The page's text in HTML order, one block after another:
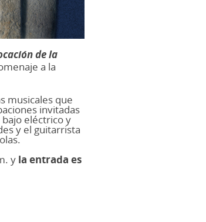
de la
a la
musicales que
invitadas
eléctrico y
y el guitarrista
y la entrada es